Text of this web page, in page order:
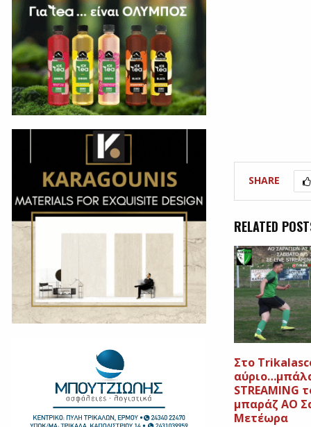
SHARE
RELATED
Στο
STREAMING
μπαράζ ΑΟ
Μετέωρα